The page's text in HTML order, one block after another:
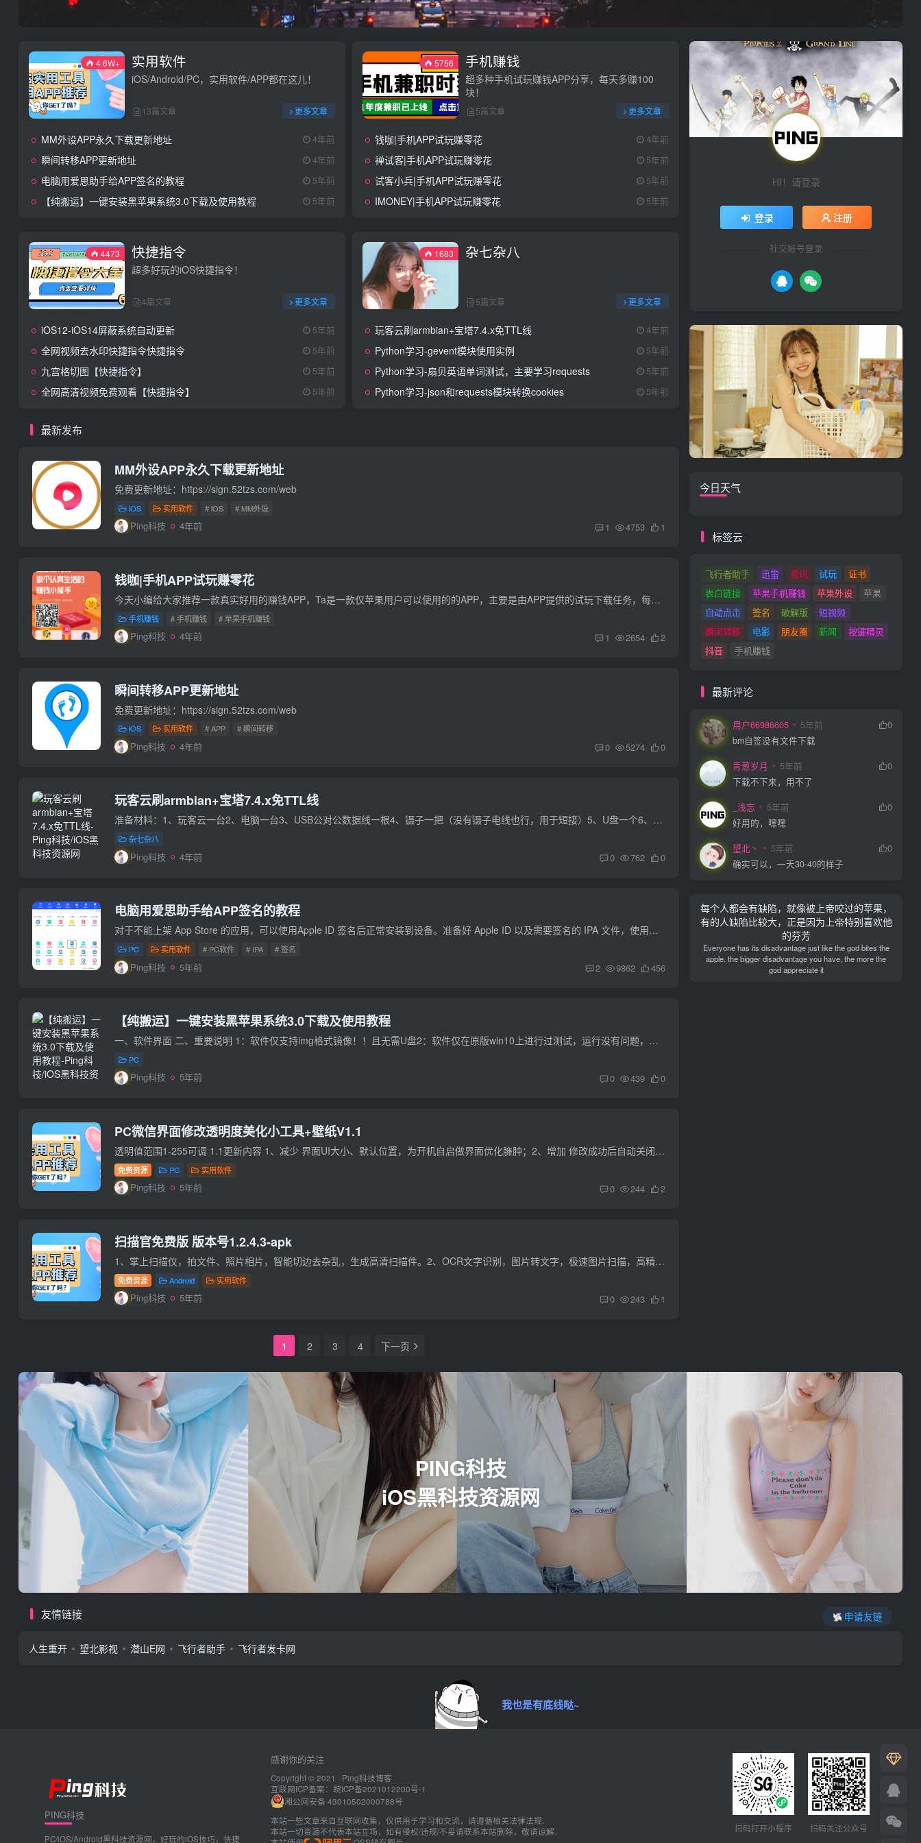
4.6W+ 实用软件
iOS/Android/PC，实用软件/APP都在这儿！
13篇文章 更多文章
MM外设APP永久下载更新地址 4年前
瞬间转移APP更新地址 4年前
电脑用爱思助手给APP签名的教程 5年前
【纯搬运】一键安装黑苹果系统3.0下载及使用教程 5年前
5756 手机赚钱
超多种手机试玩赚钱APP分享，每天多赚100
块！
5篇文章 更多文章
钱咖|手机APP试玩赚零花 4年前
禅试客|手机APP试玩赚零花 5年前
试客小兵|手机APP试玩赚零花 5年前
IMONEY|手机APP试玩赚零花 5年前
4473 快捷指令
超多好玩的iOS快捷指令！
4篇文章 更多文章
iOS12-iOS14屏蔽系统自动更新 5年前
全网视频去水印快捷指令快捷指令 5年前
九宫格切图【快捷指令】 5年前
全网高清视频免费观看【快捷指令】 5年前
1683 杂七杂八
5篇文章 更多文章
玩客云刷armbian+宝塔7.4.x免TTL线 4年前
Python学习-gevent模块使用实例 5年前
Python学习-扇贝英语单词测试，主要学习requests 5年前
Python学习-json和requests模块转换cookies 5年前
最新发布
MM外设APP永久下载更新地址
免费更新地址：https://sign.52tzs.com/web
iOS 实用软件 # iOS # MM外设
Ping科技 4年前 1 4753 1
钱咖|手机APP试玩赚零花
今天小编给大家推荐一款真实好用的赚钱APP，Ta是一款仅苹果用户可以使用的的APP，主要是由APP提供的试玩下载任务，每个任务大概能赚1.5至3元，在同类APP中单价基本上是最高的，而且每天的任务量...
手机赚钱 # 手机赚钱 # 苹果手机赚钱
Ping科技 4年前 1 2654 2
瞬间转移APP更新地址
免费更新地址：https://sign.52tzs.com/web
iOS 实用软件 # APP # 瞬间转移
Ping科技 4年前 0 5274 0
玩客云刷armbian+宝塔7.4.x免TTL线
准备材料：1、玩客云一台2、电脑一台3、USB公对公数据线一根4、镊子一把（没有镊子电线也行，用于短接）5、U盘一个6、工具包（Aml Burn Tool、Win32DiskImager、FinalShell、首选底包.img、Armb...
杂七杂八
Ping科技 4年前 0 762 0
电脑用爱思助手给APP签名的教程
对于不能上架 App Store 的应用，可以使用Apple ID 签名后正常安装到设备。准备好 Apple ID 以及需要签名的 IPA 文件，使用爱思助手就可以快速完成签名。使用方法：首先去爱思助手官网下载最新...
PC 实用软件 # PC软件 # IPA # 签名
Ping科技 5年前 2 9862 456
【纯搬运】一键安装黑苹果系统3.0下载及使用教程
一、软件界面 二、重要说明 1：软件仅支持img格式镜像！！且无需U盘2：软件仅在原版win10上进行过测试，运行没有问题，无法确定在其他系统能否正常运行！！！ 三、EFI下载 ...
PC
Ping科技 5年前 0 439 0
PC微信界面修改透明度美化小工具+壁纸V1.1
透明值范围1-255可调 1.1更新内容 1、减少 界面UI大小、默认位置，为开机自启做界面优化臃肿；2、增加 修改成功后自动关闭软件 功能(为开机需要自启用户做的优化，不用再关注软件关闭的操...
免费资源 PC 实用软件
Ping科技 5年前 0 244 2
扫描官免费版 版本号1.2.4.3-apk
1、掌上扫描仪，拍文件、照片相片，智能切边去杂乱，生成高清扫描件。2、OCR文字识别，图片转文字，极速图片扫描，高精度文字提取，PDF格式输出。3、您的随身拍照扫描仪、文件扫描、扫描翻译、...
免费资源 Android 实用软件
Ping科技 5年前 0 243 1
1 2 3 4 下一页
HI！请登录
登录 注册
社交帐号登录
0:00
今日天气
标签云
飞行者助手 迅雷 资讯 试玩
证书
表白链接
苹果手机赚钱 苹果外设
苹果
自动点击
签名 破解版
短视频
瞬间转移
电影 朋友圈 新闻
按键精灵
抖音
手机赚钱
最新评论
用户66986605 5年前
0
bm自签没有文件下载
青葱岁月 5年前
0
下载不下来，用不了
_浅忘 5年前
0
好用的，嘿嘿
望北丶 5年前
0
确实可以，一天30-40的样子
每个人都会有缺陷，就像被上帝咬过的苹果，
有的人缺陷比较大，正是因为上帝特别喜欢他
的芬芳
Everyone has its disadvantage just like the god bites the
apple. the bigger disadvantage you have, the more the
god appreciate it
PING科技
iOS黑科技资源网
友情链接 申请友链
人生重开 望北影视 潜山E网 飞行者助手 飞行者发卡网
我也是有底线哒~
PING科技
PC/iOS/Android黑科技资源网，好玩的iOS技巧，快捷
感谢你的关注
Copyright © 2021 · Ping科技博客
互联网ICP备案： 皖ICP备2021012200号-1
湘公网安备 43010502000788号
本站一些文章来自互联网收集，仅供用于学习和交流，请遵循相关法律法规.
本站一切资源不代表本站立场，如有侵权/违规/不妥请联系本站删除，敬请谅解.
扫码打开小程序 扫码关注公众号